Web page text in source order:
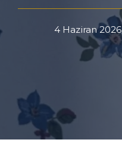
4 Haziran 2026